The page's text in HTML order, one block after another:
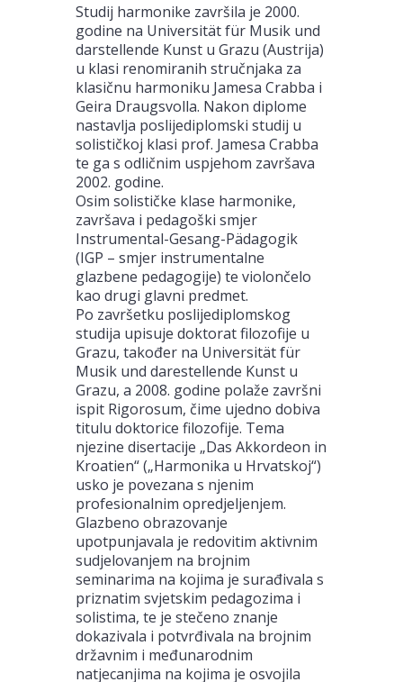
Studij harmonike završila je 2000.
godine na Universität für Musik und
darstellende Kunst u Grazu (Austrija)
u klasi renomiranih stručnjaka za
klasičnu harmoniku Jamesa Crabba i
Geira Draugsvolla. Nakon diplome
nastavlja poslijediplomski studij u
solističkoj klasi prof. Jamesa Crabba
te ga s odličnim uspjehom završava
2002. godine.
Osim solističke klase harmonike,
završava i pedagoški smjer
Instrumental-Gesang-Pädagogik
(IGP – smjer instrumentalne
glazbene pedagogije) te violončelo
kao drugi glavni predmet.
Po završetku poslijediplomskog
studija upisuje doktorat filozofije u
Grazu, također na Universität für
Musik und darestellende Kunst u
Grazu, a 2008. godine polaže završni
ispit Rigorosum, čime ujedno dobiva
titulu doktorice filozofije. Tema
njezine disertacije „Das Akkordeon in
Kroatien“ („Harmonika u Hrvatskoj“)
usko je povezana s njenim
profesionalnim opredjeljenjem.
Glazbeno obrazovanje
upotpunjavala je redovitim aktivnim
sudjelovanjem na brojnim
seminarima na kojima je surađivala s
priznatim svjetskim pedagozima i
solistima, te je stečeno znanje
dokazivala i potvrđivala na brojnim
državnim i međunarodnim
natjecanjima na kojima je osvojila